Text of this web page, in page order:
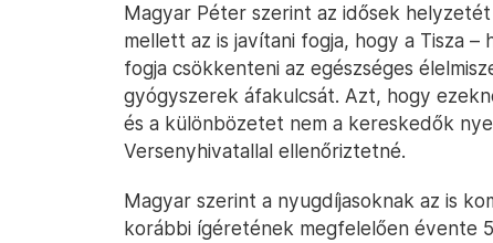
Magyar Péter szerint az idősek
mellett az is javítani fogja, hogy a Tisza
fogja csökkenteni az egészséges
gyógyszerek áfakulcsát. Azt, hogy
és a különbözetet nem a kereskedők
Versenyhivatallal ellenőriztetné.
Magyar szerint a nyugdíjasoknak az is
korábbi ígéretének megfelelően évente